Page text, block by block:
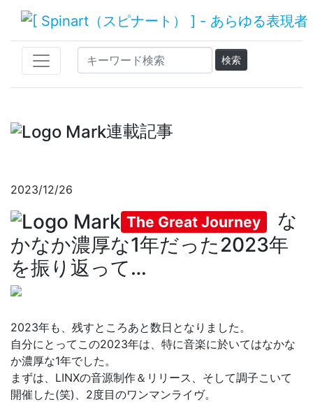
連載記事
2023/12/26
The Great Journey
な
かなか濃厚な1年だった2023年
を振り返って…
2023年も、残すところあと数日となりました。
自分にとってこの2023年は、特に音楽に於いてはなかな
か濃厚な1年でした。
まずは、LINXの音源制作＆リリース、そして調子こいて
開催した(笑)、2度目のワンマンライヴ。